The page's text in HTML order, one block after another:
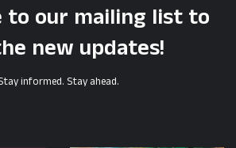
to our mailing list to
new updates!
informed. Stay ahead.